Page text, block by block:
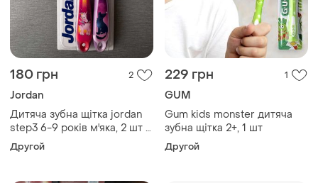
180 грн 2
Jordan
Дитяча зубна щітка jordan
step3 6-9 років м'яка, 2 шт в
упаковці
Другой
229 грн 1
GUM
Gum kids monster дитяча
зубна щітка 2+, 1 шт
Другой